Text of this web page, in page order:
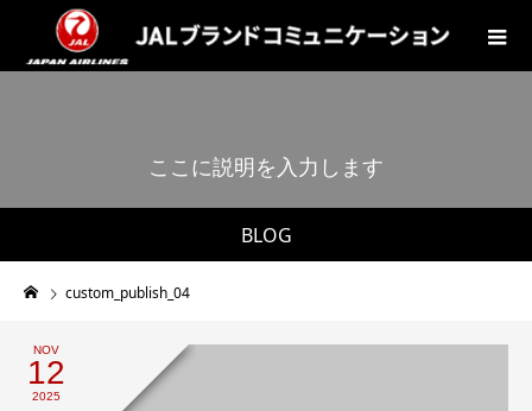
BLOG
ここに説明を入力し ます。
custom_publish_04
NOV
12
2025